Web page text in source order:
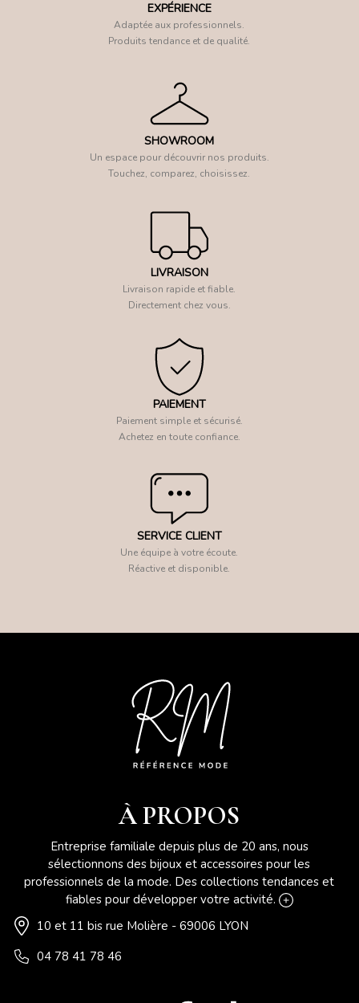
EXPÉRIENCE
Adaptée aux professionnels.
Produits tendance et de qualité.
SHOWROOM
Un espace pour découvrir nos produits.
Touchez, comparez, choisissez.
LIVRAISON
Livraison rapide et fiable.
Directement chez vous.
PAIEMENT
Paiement simple et sécurisé.
Achetez en toute confiance.
SERVICE CLIENT
Une équipe à votre écoute.
Réactive et disponible.
À PROPOS
Entreprise familiale depuis plus de 20 ans, nous
sélectionnons des bijoux et accessoires pour les
professionnels de la mode. Des collections tendances et
fiables pour développer votre activité.
10 et 11 bis rue Molière - 69006 LYON
04 78 41 78 46